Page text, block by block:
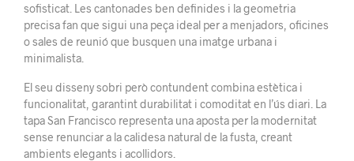
sofisticat. Les cantonades ben definides i la geometria
precisa fan que sigui una peça ideal per a menjadors, oficines
o sales de reunió que busquen una imatge urbana i
minimalista.
El seu disseny sobri però contundent combina estètica i
funcionalitat, garantint durabilitat i comoditat en l’ús diari. La
tapa San Francisco representa una aposta per la modernitat
sense renunciar a la calidesa natural de la fusta, creant
ambients elegants i acollidors.